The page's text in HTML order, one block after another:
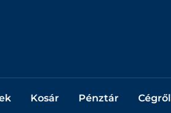
Kosár Pénztár Cégről